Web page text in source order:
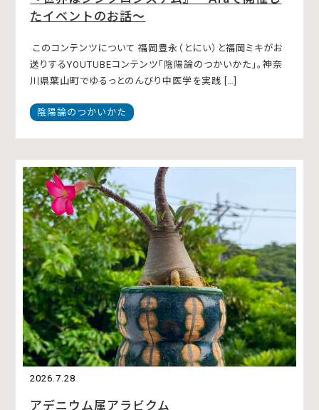
たイベントのお話〜
このコンテンツについて 福岡豊永（とにい）と福岡ミキがお
送りするYOUTUBEコンテンツ「陰陽論のつかいかた」。神奈
川県葉山町でゆるっとのんびり中医学を実践 […]
陰陽論のつかいかた
2026.7.28
アデニウム属アラビクム